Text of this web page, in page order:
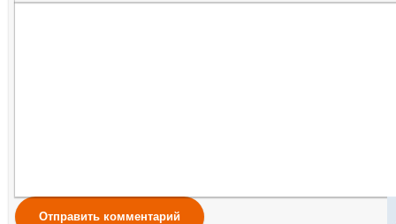
Полужирный
КурсивПодчеркнутый
ЗачеркнутыйВыравнивание
Нумерованный список
Маркированный список
Вставить ссылку
Вставить
Отправить комментарий